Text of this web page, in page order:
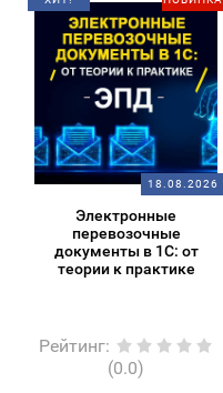
18.08.2026
Электронные
перевозочные
документы в 1С: от
теории к практике
Рейтинг:
(0.0)